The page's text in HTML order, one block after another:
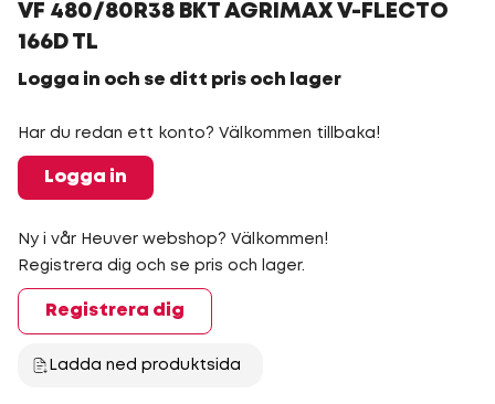
VF 480/80R38 BKT AGRIMAX V-FLECTO
166D TL
Logga in och se ditt pris och lager
Har du redan ett konto? Välkommen tillbaka!
Logga in
Ny i vår Heuver webshop? Välkommen!
Registrera dig och se pris och lager.
Registrera dig
Ladda ned produktsida